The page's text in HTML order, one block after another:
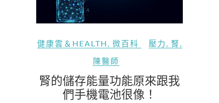
健康雲＆HEALTH , 微百科 壓力 , 腎 ,
陳醫師
腎的儲存能量功能原來跟我
們手機電池很像！